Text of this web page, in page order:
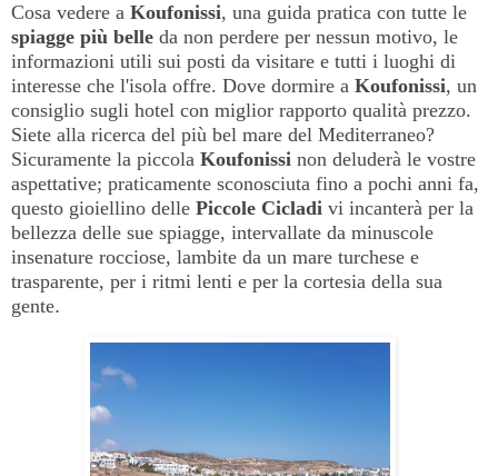
Cosa vedere a Koufonissi, una guida pratica con tutte le
spiagge più belle da non perdere per nessun motivo, le
informazioni utili sui posti da visitare e tutti i luoghi di
interesse che l'isola offre. Dove dormire a Koufonissi, un
consiglio sugli hotel con miglior rapporto qualità prezzo.
Siete alla ricerca del più bel mare del Mediterraneo?
Sicuramente la piccola Koufonissi non deluderà le vostre
aspettative; praticamente sconosciuta fino a pochi anni fa,
questo gioiellino delle Piccole Cicladi vi incanterà per la
bellezza delle sue spiagge, intervallate da minuscole
insenature rocciose, lambite da un mare turchese e
trasparente, per i ritmi lenti e per la cortesia della sua
gente.